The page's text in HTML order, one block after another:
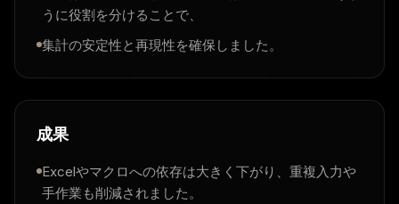
うに役割を分けることで、
集計の安定性と再現性を確保しました。
成果
Excelやマクロへの依存は大きく下がり、重複入力や
手作業も削減されました。